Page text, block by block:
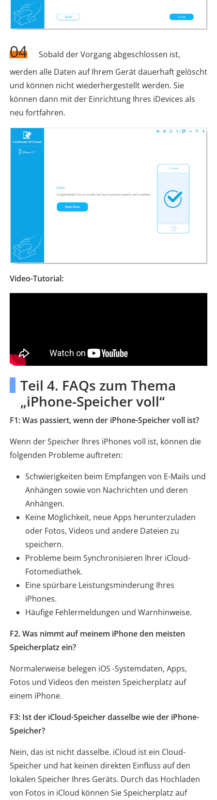
04
Sobald der Vorgang abgeschlossen ist,
werden alle Daten auf Ihrem Gerät dauerhaft gelöscht
und können nicht wiederhergestellt werden. Sie
können dann mit der Einrichtung Ihres iDevices als
neu fortfahren.
Video-Tutorial:
Teil 4. FAQs zum Thema
„iPhone-Speicher voll“
F1: Was passiert, wenn der iPhone-Speicher voll ist?
Wenn der Speicher Ihres iPhones voll ist, können die
folgenden Probleme auftreten:
Schwierigkeiten beim Empfangen von E-Mails und
Anhängen sowie von Nachrichten und deren
Anhängen.
Keine Möglichkeit, neue Apps herunterzuladen
oder Fotos, Videos und andere Dateien zu
speichern.
Probleme beim Synchronisieren Ihrer iCloud-
Fotomediathek.
Eine spürbare Leistungsminderung Ihres
iPhones.
Häufige Fehlermeldungen und Warnhinweise.
F2. Was nimmt auf meinem iPhone den meisten
Speicherplatz ein?
Normalerweise belegen iOS -Systemdaten, Apps,
Fotos und Videos den meisten Speicherplatz auf
einem iPhone.
F3: Ist der iCloud-Speicher dasselbe wie der iPhone-
Speicher?
Nein, das ist nicht dasselbe. iCloud ist ein Cloud-
Speicher und hat keinen direkten Einfluss auf den
lokalen Speicher Ihres Geräts. Durch das Hochladen
von Fotos in iCloud können Sie Speicherplatz auf